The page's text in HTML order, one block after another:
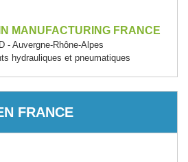
MANUFACTURING FRANCE
- Auvergne-Rhône-Alpes
hydrauliques et pneumatiques
FRANCE